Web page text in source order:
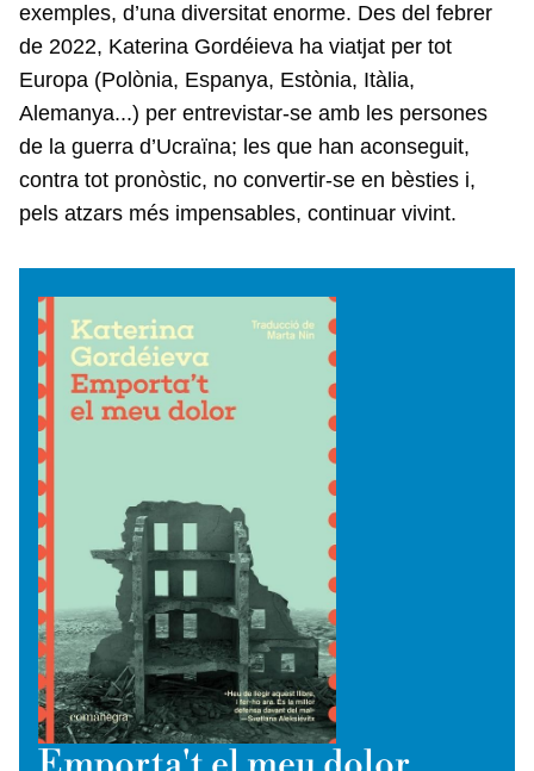
exemples, d’una diversitat enorme. Des del febrer
de 2022, Katerina Gordéieva ha viatjat per tot
Europa (Polònia, Espanya, Estònia, Itàlia,
Alemanya...) per entrevistar-se amb les persones
de la guerra d’Ucraïna; les que han aconseguit,
contra tot pronòstic, no convertir-se en bèsties i,
pels atzars més impensables, continuar vivint.